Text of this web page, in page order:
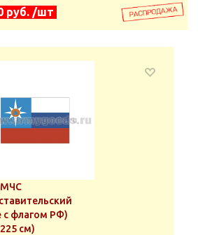
руб. /шт
МЧС
с флагом РФ)
см)